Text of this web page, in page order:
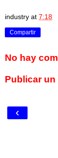
industry at 7:18
Compartir
No hay
Publicar
‹